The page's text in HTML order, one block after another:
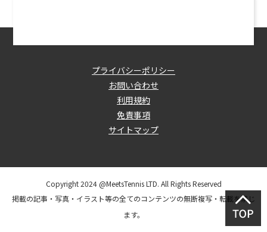
プライバシーポリシー
お問い合わせ
利用規約
免責事項
サイトマップ
Copyright 2024 @MeetsTennis LTD. All Rights Reserved
掲載の記事・写真・イラスト等の全てのコンテンツの無断複写・転載を禁じ
ます。